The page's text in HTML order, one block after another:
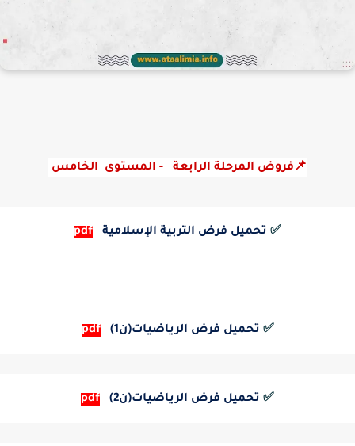
📌فروض المرحلة الرابعة   - المستوى  الخامس
✅ تحميل فرض التربية الإسلامية pdf
✅ تحميل فرض الرياضيات(ن1) pdf
✅ تحميل فرض الرياضيات(ن2) pdf